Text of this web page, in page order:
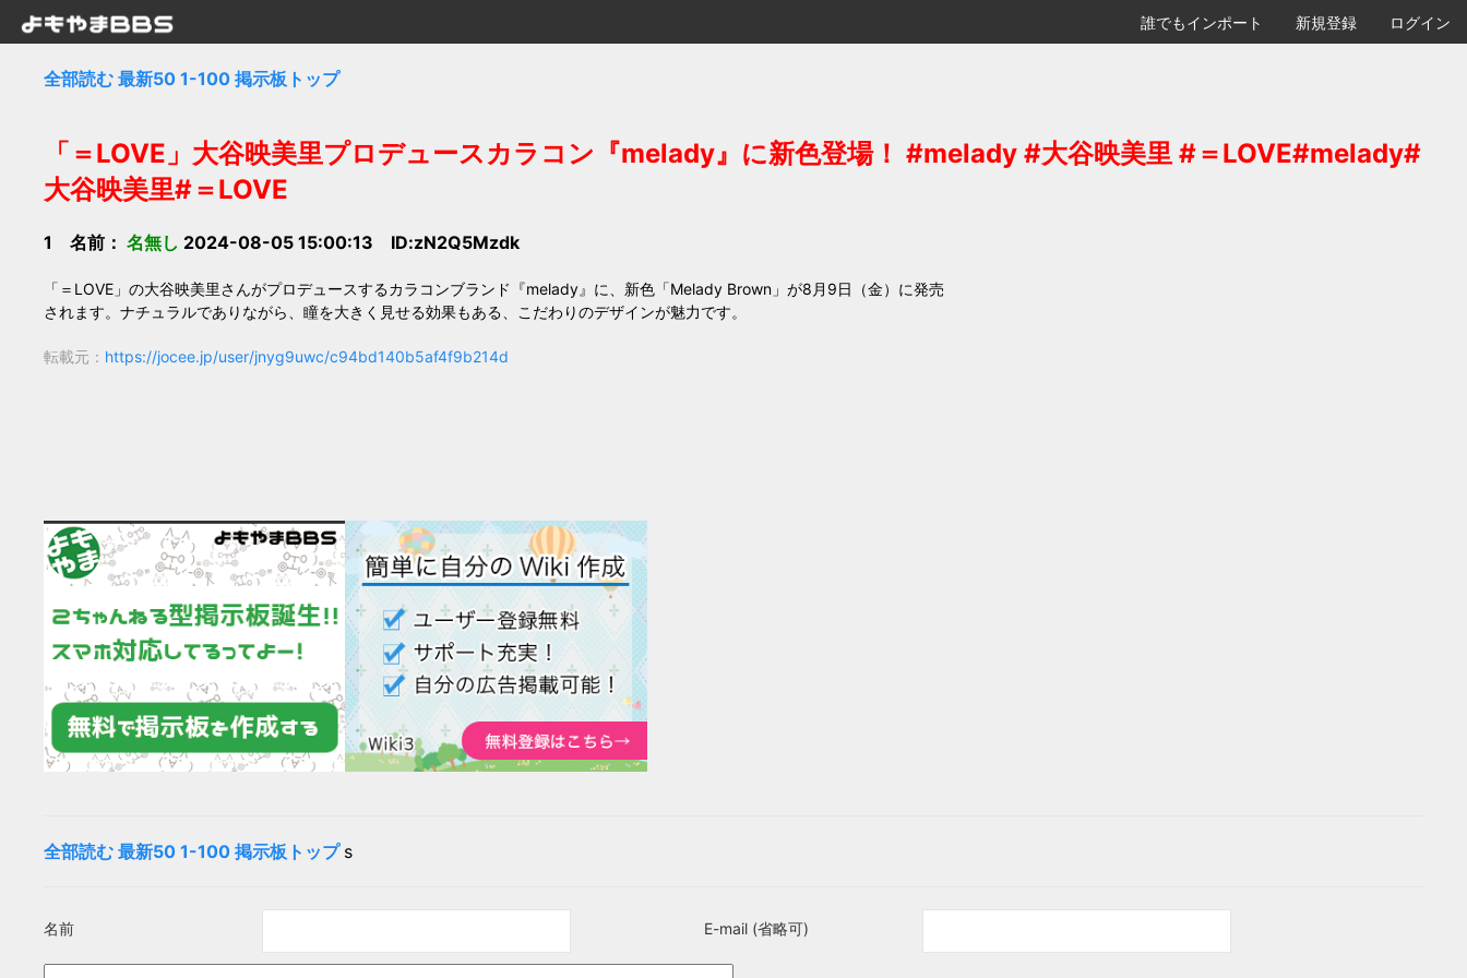
誰でもインポート 新規登録 ログイン
全部読む 最新50 1-100 掲示板トップ
「＝LOVE」大谷映美里プロデュースカラコン『melady』に新色登場！ #melady #大谷映美里 #＝LOVE#melady#
大谷映美里#＝LOVE
1 名前： 名無し 2024-08-05 15:00:13 ID:zN2Q5Mzdk
「＝LOVE」の大谷映美里さんがプロデュースするカラコンブランド『melady』に、新色「Melady Brown」が8月9日（金）に発売
されます。ナチュラルでありながら、瞳を大きく見せる効果もある、こだわりのデザインが魅力です。
転載元： https://jocee.jp/user/jnyg9uwc/c94bd140b5af4f9b214d
全部読む 最新50 1-100 掲示板トップ s
名前 E-mail (省略可)